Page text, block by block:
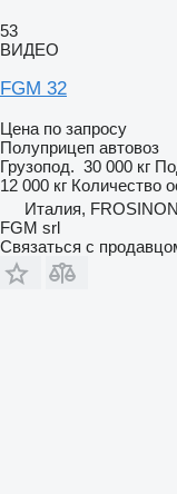
53
ВИДЕО
FGM 32
Цена по запросу
Полуприцеп автовоз
Грузопод. 30 000 кг
12 000 кг Количество
Италия,
FGM srl
Связаться с